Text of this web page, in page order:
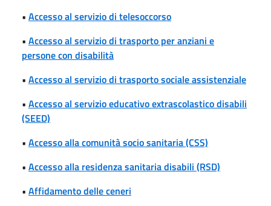
• Accesso al servizio di telesoccorso
• Accesso al servizio di trasporto per anziani e
persone con disabilità
• Accesso al servizio di trasporto sociale assistenziale
• Accesso al servizio educativo extrascolastico disabili
(SEED)
• Accesso alla comunità socio sanitaria (CSS)
• Accesso alla residenza sanitaria disabili (RSD)
• Affidamento delle ceneri